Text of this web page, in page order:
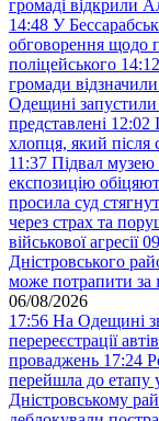
громаді відкрили
14:48 У
обговорення щодо
поліцейського 14:12
громади
Одещині
представлені 12:02
хлопця, який після
11:37 Підвал музею
експозицію
просила суд
через страх та
військової агресії
Дністровського
може потрапити за
06/08/2026
17:56 На Одещині
перереєстрації
проваджень 17:24
перейшла до етапу
Дністровському